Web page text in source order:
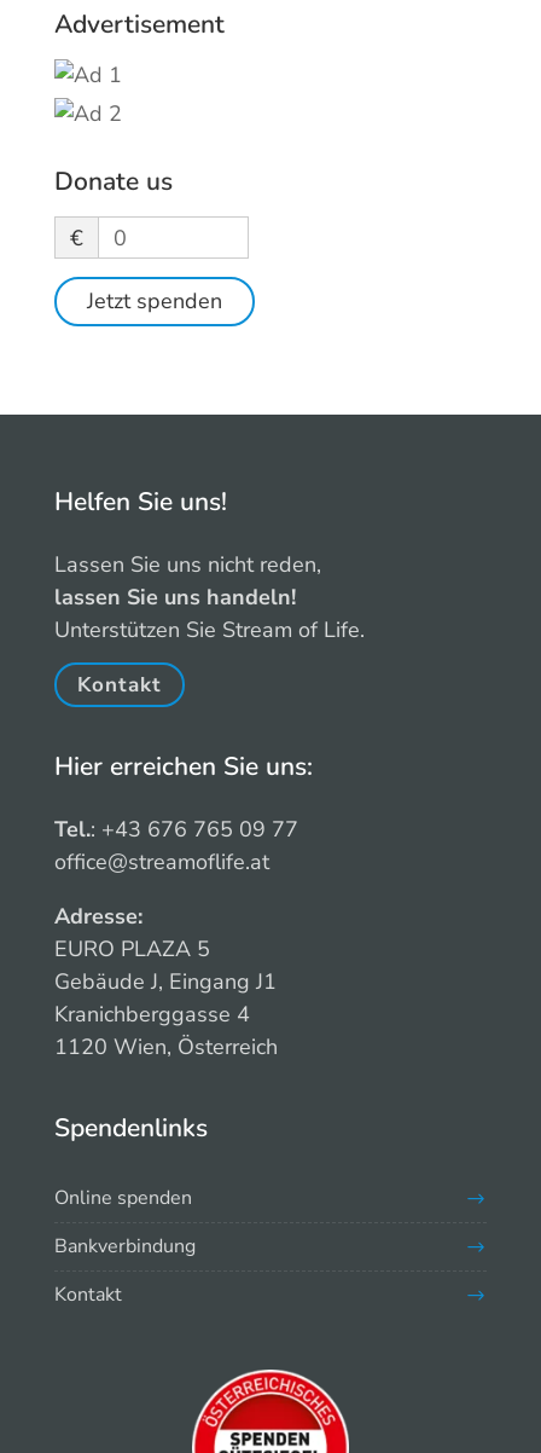
Advertisement
Donate us
€ 0
Jetzt spenden
Helfen Sie uns!
Lassen Sie uns nicht reden,
lassen Sie uns handeln!
Unterstützen Sie Stream of Life.
Kontakt
Hier erreichen Sie uns:
Tel.: +43 676 765 09 77
office@streamoflife.at
Adresse:
EURO PLAZA 5
Gebäude J, Eingang J1
Kranichberggasse 4
1120 Wien, Österreich
Spendenlinks
Online spenden
Bankverbindung
Kontakt